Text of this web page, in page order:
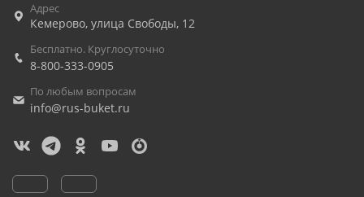
Адрес
Кемерово, улица Свободы, 12
Бесплатно. Круглосуточно
8-800-333-0905
По любым вопросам
info@rus-buket.ru